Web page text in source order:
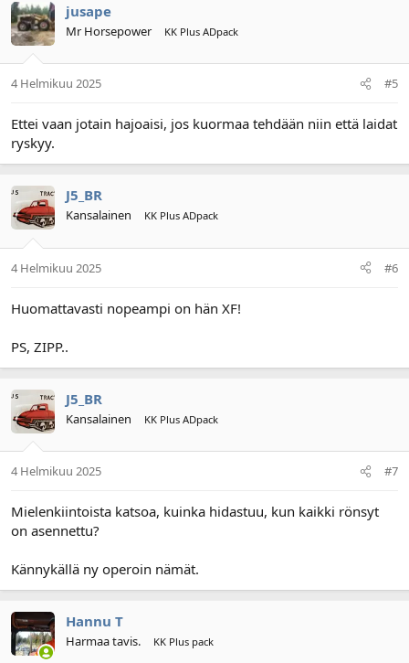
jusape
Mr Horsepower KK Plus ADpack
4 Helmikuu 2025 #5
Ettei vaan jotain hajoaisi, jos kuormaa tehdään niin että laidat
ryskyy.
J5_BR
Kansalainen KK Plus ADpack
4 Helmikuu 2025 #6
Huomattavasti nopeampi on hän XF!
PS, ZIPP..
J5_BR
Kansalainen KK Plus ADpack
4 Helmikuu 2025 #7
Mielenkiintoista katsoa, kuinka hidastuu, kun kaikki rönsyt
on asennettu?
Kännykällä ny operoin nämät.
Hannu T
Harmaa tavis. KK Plus pack